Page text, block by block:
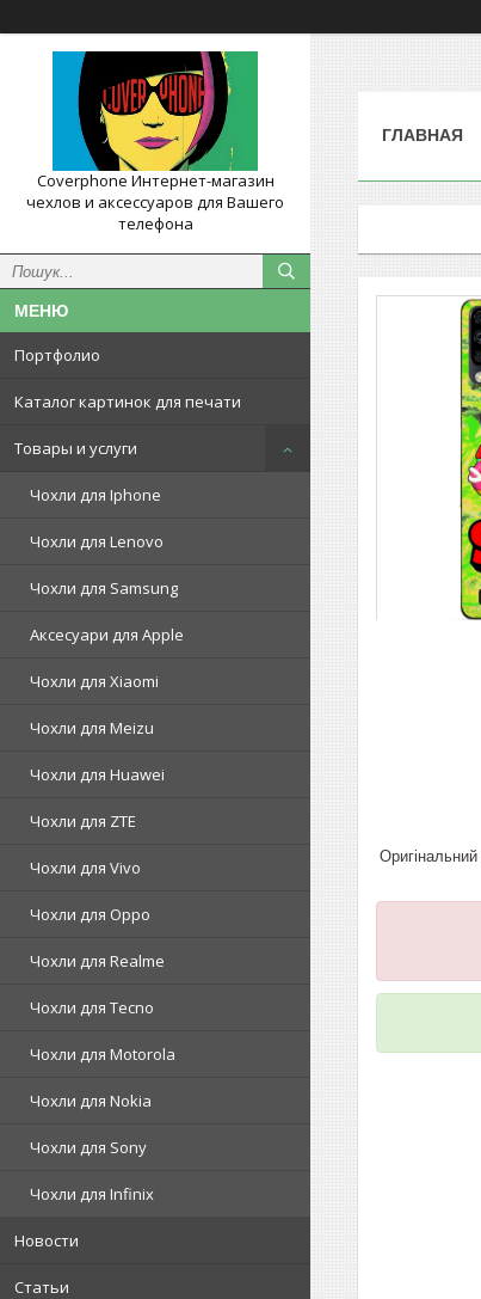
Coverphone Интернет-магазин
чехлов и аксессуаров для Вашего
телефона
Портфолио
Каталог картинок для печати
Товары и услуги
Чохли для Iphone
Чохли для Lenovo
Чохли для Samsung
Аксесуари для Apple
Чохли для Xiaomi
Чохли для Meizu
Чохли для Huawei
Чохли для ZTE
Чохли для Vivo
Чохли для Oppo
Чохли для Realme
Чохли для Tecno
Чохли для Motorola
Чохли для Nokia
Чохли для Sony
Чохли для Infinix
Новости
Статьи
ГЛАВНАЯ
Оригінальний